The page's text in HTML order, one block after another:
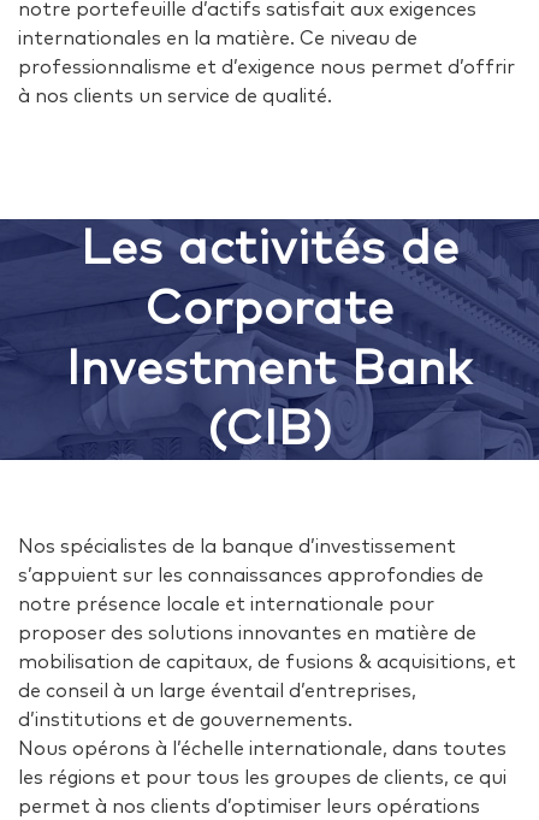
notre portefeuille d’actifs satisfait aux exigences
internationales en la matière. Ce niveau de
professionnalisme et d’exigence nous permet d’offrir
à nos clients un service de qualité.
Les activités de
Corporate
Investment Bank
(CIB)
Nos spécialistes de la banque d’investissement
s’appuient sur les connaissances approfondies de
notre présence locale et internationale pour
proposer des solutions innovantes en matière de
mobilisation de capitaux, de fusions & acquisitions, et
de conseil à un large éventail d’entreprises,
d’institutions et de gouvernements.
Nous opérons à l’échelle internationale, dans toutes
les régions et pour tous les groupes de clients, ce qui
permet à nos clients d’optimiser leurs opérations